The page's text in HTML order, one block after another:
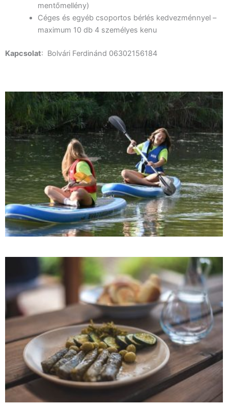
mentőmellény)
Céges és egyéb csoportos bérlés kedvezménnyel –
maximum 10 db 4 személyes kenu
Kapcsolat: Bolvári Ferdinánd 06302156184